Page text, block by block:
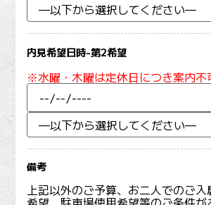
内見希望日時-第2希望
※水曜・木曜は定休日につき案内不
備考
上記以外のご予算、お二人でのご